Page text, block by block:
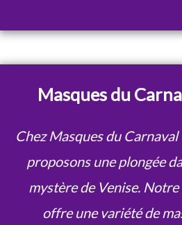
Masques du
Chez Masques du
proposons une plongée
mystère de Venise.
offre une variété de